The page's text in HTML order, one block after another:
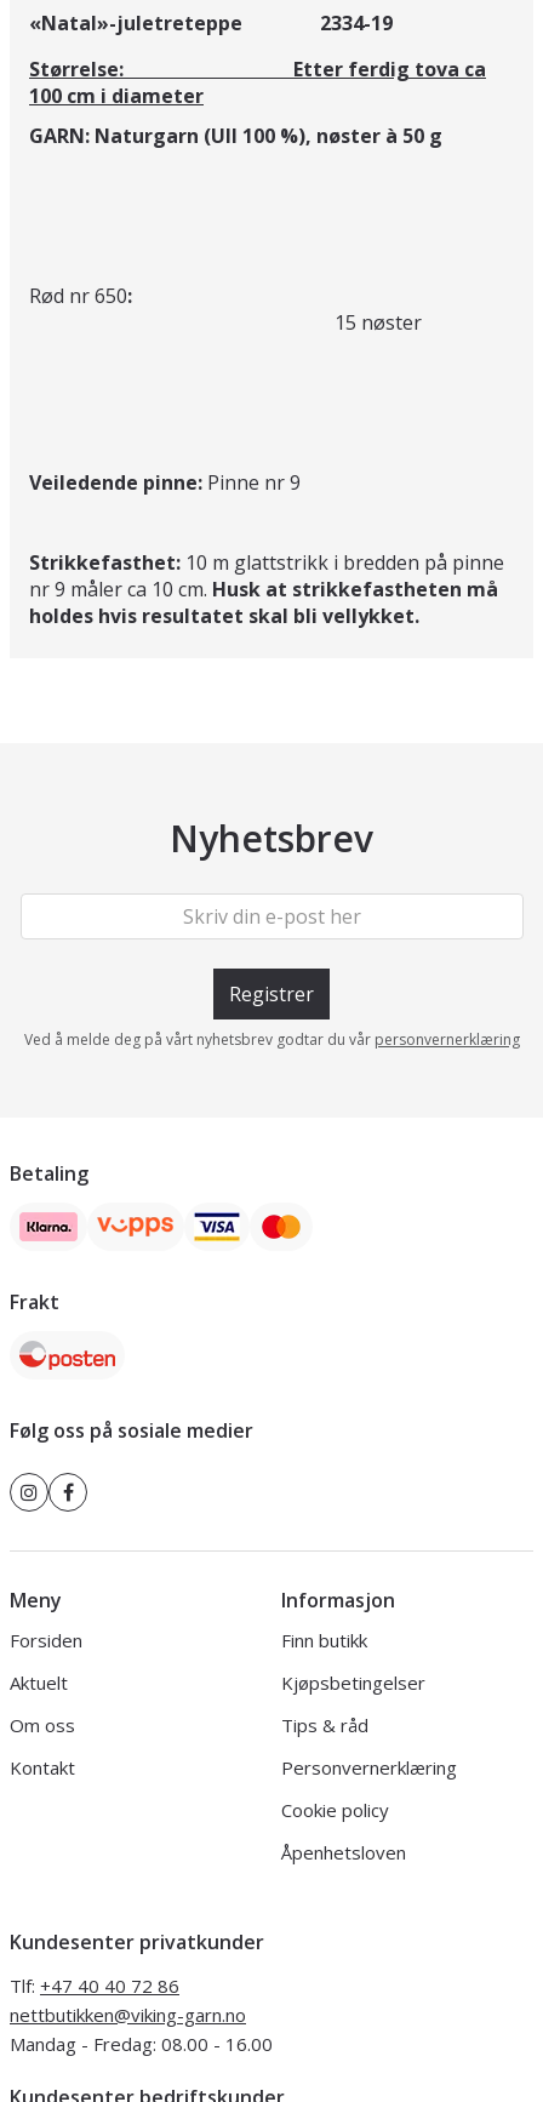
«Natal»-juletreteppe 2334-19
Størrelse: Etter ferdig tova ca
100 cm i diameter
GARN: Naturgarn (Ull 100 %), nøster à 50 g
Rød nr 650:
15 nøster
Veiledende pinne: Pinne nr 9
Strikkefasthet: 10 m glattstrikk i bredden på pinne
nr 9 måler ca 10 cm. Husk at strikkefastheten må
holdes hvis resultatet skal bli vellykket.
Nyhetsbrev
Registrer
Ved å melde deg på vårt nyhetsbrev godtar du vår personvernerklæring
Betaling
Frakt
Følg oss på sosiale medier
Meny
Forsiden
Aktuelt
Om oss
Kontakt
Informasjon
Finn butikk
Kjøpsbetingelser
Tips & råd
Personvernerklæring
Cookie policy
Åpenhetsloven
Kundesenter privatkunder
Tlf: +47 40 40 72 86
nettbutikken@viking-garn.no
Mandag - Fredag: 08.00 - 16.00